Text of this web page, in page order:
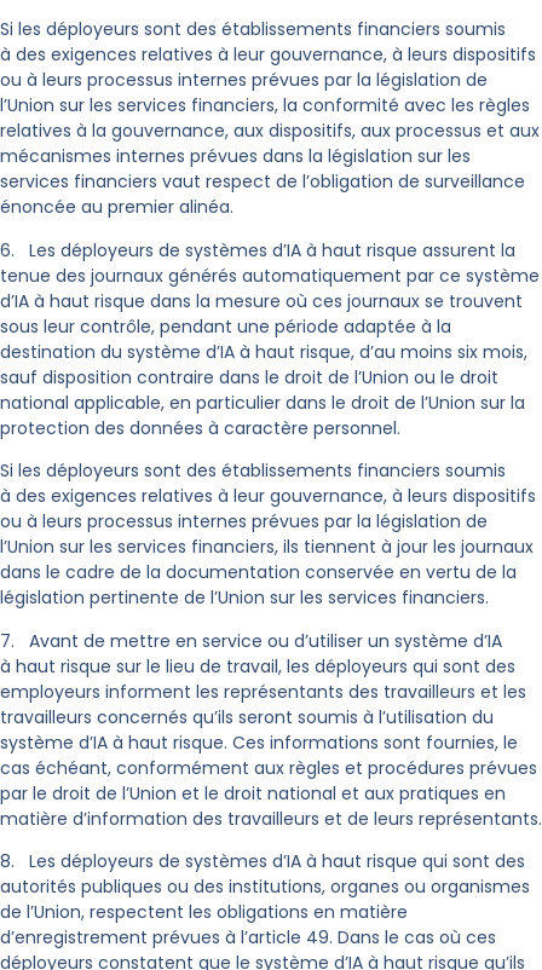
Si les déployeurs sont des établissements financiers soumis
à des exigences relatives à leur gouvernance, à leurs dispositifs
ou à leurs processus internes prévues par la législation de
l’Union sur les services financiers, la conformité avec les règles
relatives à la gouvernance, aux dispositifs, aux processus et aux
mécanismes internes prévues dans la législation sur les
services financiers vaut respect de l’obligation de surveillance
énoncée au premier alinéa.
6. Les déployeurs de systèmes d’IA à haut risque assurent la
tenue des journaux générés automatiquement par ce système
d’IA à haut risque dans la mesure où ces journaux se trouvent
sous leur contrôle, pendant une période adaptée à la
destination du système d’IA à haut risque, d’au moins six mois,
sauf disposition contraire dans le droit de l’Union ou le droit
national applicable, en particulier dans le droit de l’Union sur la
protection des données à caractère personnel.
Si les déployeurs sont des établissements financiers soumis
à des exigences relatives à leur gouvernance, à leurs dispositifs
ou à leurs processus internes prévues par la législation de
l’Union sur les services financiers, ils tiennent à jour les journaux
dans le cadre de la documentation conservée en vertu de la
législation pertinente de l’Union sur les services financiers.
7. Avant de mettre en service ou d’utiliser un système d’IA
à haut risque sur le lieu de travail, les déployeurs qui sont des
employeurs informent les représentants des travailleurs et les
travailleurs concernés qu’ils seront soumis à l’utilisation du
système d’IA à haut risque. Ces informations sont fournies, le
cas échéant, conformément aux règles et procédures prévues
par le droit de l’Union et le droit national et aux pratiques en
matière d’information des travailleurs et de leurs représentants.
8. Les déployeurs de systèmes d’IA à haut risque qui sont des
autorités publiques ou des institutions, organes ou organismes
de l’Union, respectent les obligations en matière
d’enregistrement prévues à l’article 49. Dans le cas où ces
déployeurs constatent que le système d’IA à haut risque qu’ils